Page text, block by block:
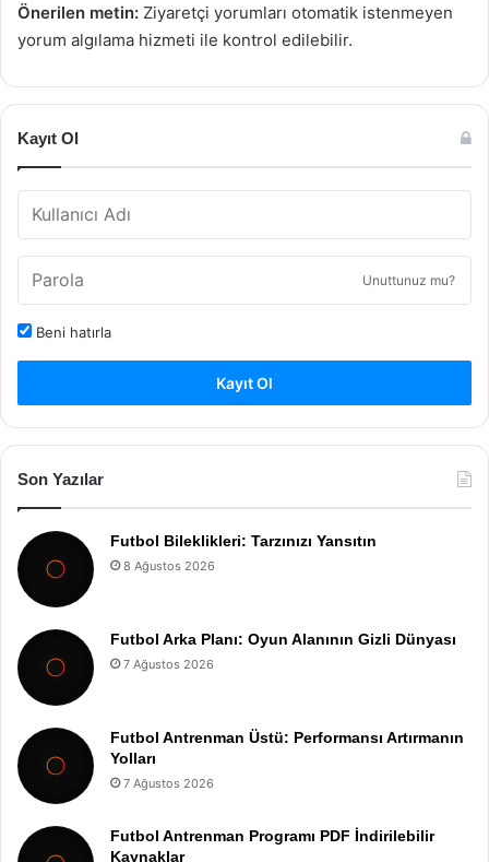
Önerilen metin: Ziyaretçi yorumları otomatik istenmeyen
yorum algılama hizmeti ile kontrol edilebilir.
Kayıt Ol
Unuttunuz mu?
Beni hatırla
Kayıt Ol
Son Yazılar
Futbol Bileklikleri: Tarzınızı Yansıtın
8 Ağustos 2026
Futbol Arka Planı: Oyun Alanının Gizli Dünyası
7 Ağustos 2026
Futbol Antrenman Üstü: Performansı Artırmanın
Yolları
7 Ağustos 2026
Futbol Antrenman Programı PDF İndirilebilir
Kaynaklar